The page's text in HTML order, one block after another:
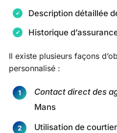
Description détaillée
Historique
Il existe plusieurs façons
personnalisé :
Contact direct des
Mans
Utilisation de